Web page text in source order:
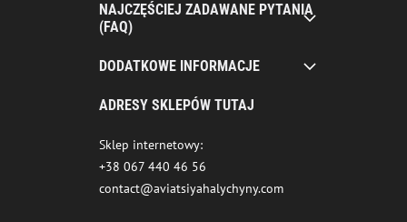
NAJCZĘŚCIEJ ZADAWANE PYTANIA
(FAQ)
DODATKOWE INFORMACJE
ADRESY SKLEPÓW TUTAJ
Sklep internetowy:
+38 067 440 46 56
contact@aviatsiyahalychyny.com